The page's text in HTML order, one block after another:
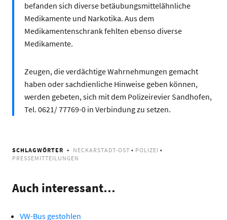
befanden sich diverse betäubungsmittelähnliche
Medikamente und Narkotika. Aus dem
Medikamentenschrank fehlten ebenso diverse
Medikamente.
Zeugen, die verdächtige Wahrnehmungen gemacht
haben oder sachdienliche Hinweise geben können,
werden gebeten, sich mit dem Polizeirevier Sandhofen,
Tel. 0621/ 77769-0 in Verbindung zu setzen.
SCHLAGWÖRTER NECKARSTADT-OST • POLIZEI •
PRESSEMITTEILUNGEN
Auch interessant…
VW-Bus gestohlen